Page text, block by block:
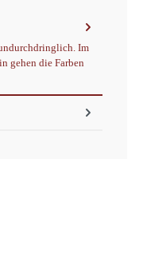
Im
gehen die Farben